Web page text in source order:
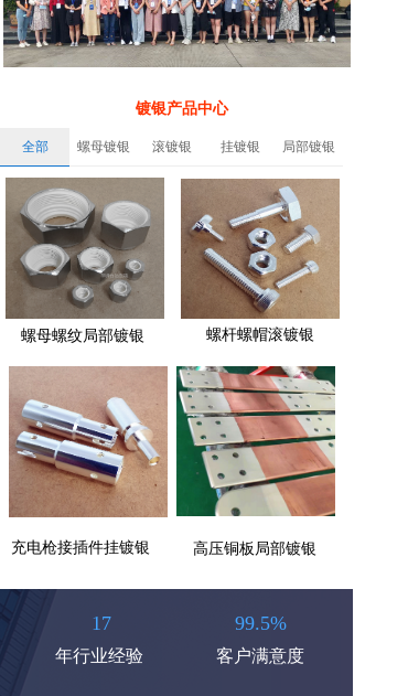
全部 螺母镀银 滚镀银 挂镀银 局部镀银
螺母螺纹局部镀银 螺杆螺帽滚镀银
充电枪接插件挂镀银 高压铜板局部镀银
17
年行业经验
99.5%
客户满意度
镀银产品中心